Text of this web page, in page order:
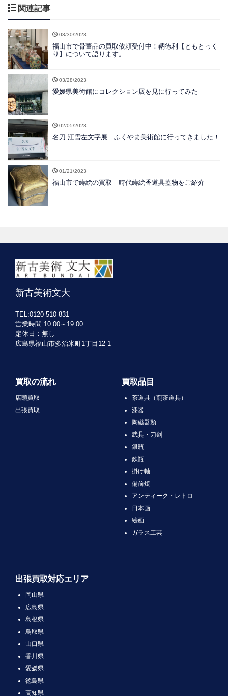
関連記事
03/30/2023
福山市で骨董品の買取依頼受付中！鞆徳利【ともとっく
り】について語ります。
03/28/2023
愛媛県美術館にコレクション展を見に行ってみた
02/05/2023
名刀 江雪左文字展 ふくやま美術館に行ってきました！
01/21/2023
福山市で蒔絵の買取 時代蒔絵香道具蓋物をご紹介
新古美術文大
TEL:0120-510-831
営業時間 10:00～19:00
定休日：無し
広島県福山市多治米町1丁目12-1
買取の流れ
店頭買取
出張買取
買取品目
茶道具（煎茶道具）
漆器
陶磁器類
武具・刀剣
銀瓶
鉄瓶
掛け軸
備前焼
アンティーク・レトロ
日本画
絵画
ガラス工芸
出張買取対応エリア
岡山県
広島県
島根県
鳥取県
山口県
香川県
愛媛県
徳島県
高知県